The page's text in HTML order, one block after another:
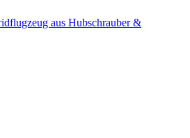
aus Hubschrauber &